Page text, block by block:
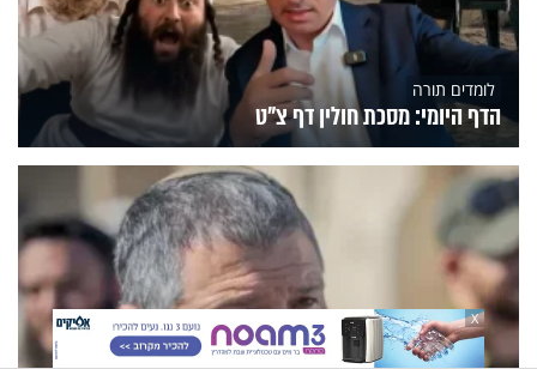
לומדים תורה
הדף היומי: מסכת חולין דף צ"ט
X